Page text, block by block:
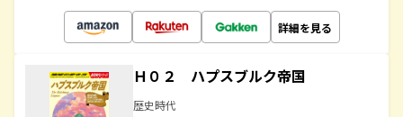
詳細を見る
Ｈ０２ ハプスブルク帝国
歴史時代